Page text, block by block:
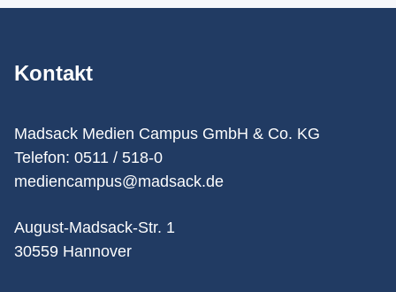
Kontakt
Madsack Medien Campus GmbH & Co. KG
Telefon: 0511 / 518-0
mediencampus@madsack.de
August-Madsack-Str. 1
30559 Hannover